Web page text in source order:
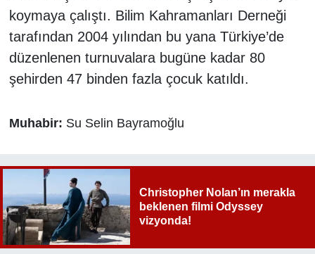
koymaya çalıştı. Bilim Kahramanları Derneği
tarafından 2004 yılından bu yana Türkiye’de
düzenlenen turnuvalara bugüne kadar 80
şehirden 47 binden fazla çocuk katıldı.
Muhabir: Su Selin Bayramoğlu
Christopher Nolan’ın merakla
beklenen filmi Odyssey
vizyonda!